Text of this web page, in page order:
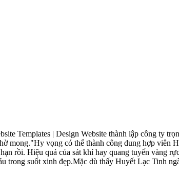
Templates | Design Website thành lập công ty
mong."Hy vọng có thể thành công dung hợp
rồi. Hiệu quả của sát khí hay quang tuyến vàng
trong suốt xinh đẹp.Mặc dù thấy Huyết Lạc Tinh